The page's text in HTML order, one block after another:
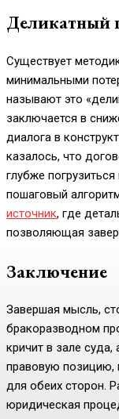
Деликатный
Существует
минимальными
называют это
заключается в
диалога в
казалось, что
глубже
пошаговый
источник, где
позволяющая
Заключение
Завершая мысль,
бракоразводном
кричит в зале суда,
правовую позицию,
для обеих сторон.
юридическая